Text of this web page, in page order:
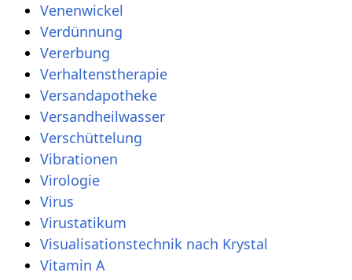
Venenwickel
Verdünnung
Vererbung
Verhaltenstherapie
Versandapotheke
Versandheilwasser
Verschüttelung
Vibrationen
Virologie
Virus
Virustatikum
Visualisationstechnik nach Krystal
Vitamin A